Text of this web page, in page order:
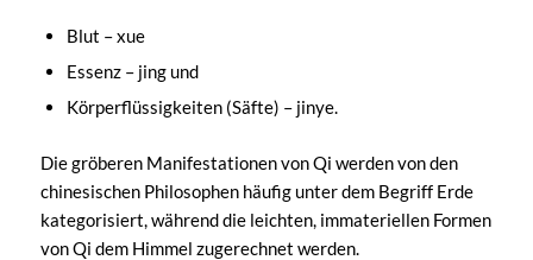
Blut – xue
Essenz – jing und
Körperflüssigkeiten (Säfte) – jinye.
Die gröberen Manifestationen von Qi werden von den
chinesischen Philosophen häufig unter dem Begriff Erde
kategorisiert, während die leichten, immateriellen Formen
von Qi dem Himmel zugerechnet werden.